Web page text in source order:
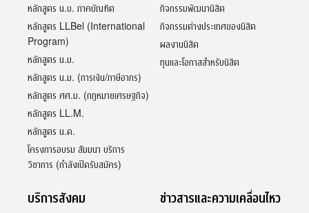
หลักสูตร น.บ. ภาคบัณฑิต
หลักสูตร LLBel (International
Program)
หลักสูตร น.ม.
หลักสูตร น.ม. (การเงิน/ภาษีอากร)
หลักสูตร ศศ.ม. (กฎหมายเศรษฐกิจ)
หลักสูตร LL.M.
หลักสูตร น.ด.
โครงการอบรม สัมมนา บริการ
วิชาการ (กำลังเปิดรับสมัคร)
กิจกรรมพัฒนานิสิต
กิจกรรมต่างประเทศของนิสิต
ผลงานนิสิต
ทุนและโอกาสสำหรับนิสิต
บริการสังคม ข่าวสารและความเคลื่อนไหว